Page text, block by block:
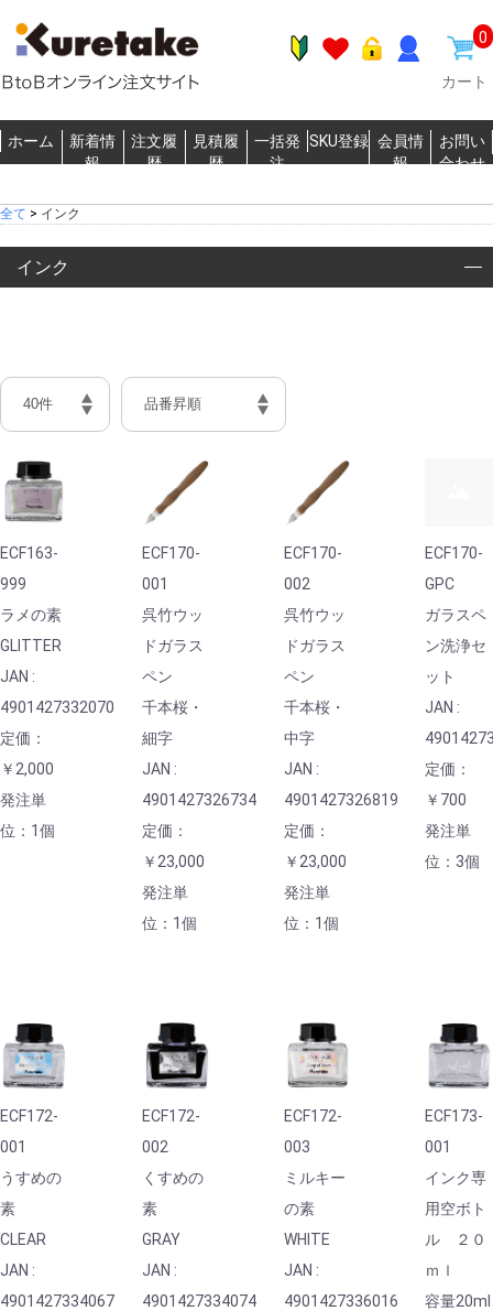
0
カート
ホーム
新着情
報
注文履
歴
見積履
歴
一括発
注
SKU登録 会員情
報
お問い
合わせ
全て > インク
インク
ECF163-
999
ラメの素
GLITTER
JAN :
4901427332070
定価：
￥2,000
発注単
位：1個
ECF170-
001
呉竹ウッ
ドガラス
ペン
千本桜・
細字
JAN :
4901427326734
定価：
￥23,000
発注単
位：1個
ECF170-
002
呉竹ウッ
ドガラス
ペン
千本桜・
中字
JAN :
4901427326819
定価：
￥23,000
発注単
位：1個
ECF170-
GPC
ガラスペ
ン洗浄セ
ット
JAN :
定価：
￥700
発注単
位：3個
ECF172-
001
うすめの
素
CLEAR
JAN :
4901427334067
ECF172-
002
くすめの
素
GRAY
JAN :
4901427334074
ECF172-
003
ミルキー
の素
WHITE
JAN :
4901427336016
ECF173-
001
インク専
用空ボト
ル ２０
ｍｌ
容量20ml